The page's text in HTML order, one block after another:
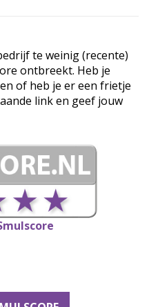
te weinig (recente)
ontbreekt. Heb je
of heb je er een frietje
link en geef jouw